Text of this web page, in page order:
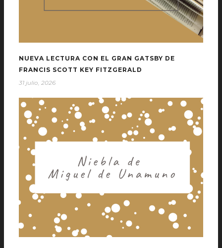
NUEVA LECTURA CON EL GRAN GATSBY DE
FRANCIS SCOTT KEY FITZGERALD
31 julio, 2026